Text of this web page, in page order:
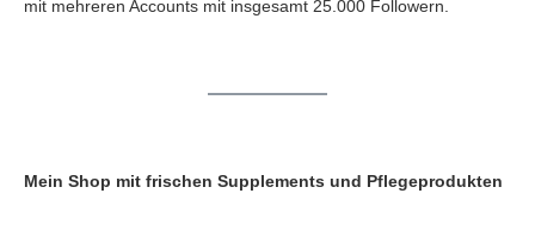
mit mehreren Accounts mit insgesamt 25.000 Followern.
Mein Shop mit frischen Supplements und Pflegeprodukten